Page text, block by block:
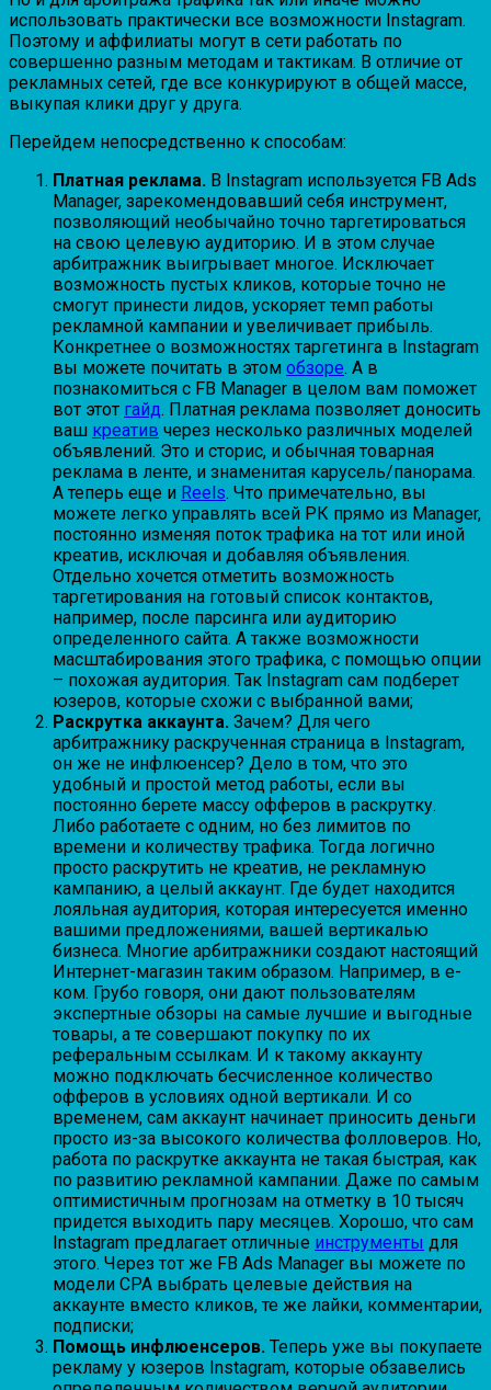
использовать практически все возможности Instagram.
Поэтому и аффилиаты могут в сети работать по
совершенно разным методам и тактикам. В отличие от
рекламных сетей, где все конкурируют в общей массе,
выкупая клики друг у друга.
Перейдем непосредственно к способам:
Платная реклама. В Instagram используется FB Ads
Manager, зарекомендовавший себя инструмент,
позволяющий необычайно точно таргетироваться
на свою целевую аудиторию. И в этом случае
арбитражник выигрывает многое. Исключает
возможность пустых кликов, которые точно не
смогут принести лидов, ускоряет темп работы
рекламной кампании и увеличивает прибыль.
Конкретнее о возможностях таргетинга в Instagram
вы можете почитать в этом обзоре. А в
познакомиться с FB Manager в целом вам поможет
вот этот гайд. Платная реклама позволяет доносить
ваш креатив через несколько различных моделей
объявлений. Это и сторис, и обычная товарная
реклама в ленте, и знаменитая карусель/панорама.
А теперь еще и Reels. Что примечательно, вы
можете легко управлять всей РК прямо из Manager,
постоянно изменяя поток трафика на тот или иной
креатив, исключая и добавляя объявления.
Отдельно хочется отметить возможность
таргетирования на готовый список контактов,
например, после парсинга или аудиторию
определенного сайта. А также возможности
масштабирования этого трафика, с помощью опции
– похожая аудитория. Так Instagram сам подберет
юзеров, которые схожи с выбранной вами;
Раскрутка аккаунта. Зачем? Для чего
арбитражнику раскрученная страница в Instagram,
он же не инфлюенсер? Дело в том, что это
удобный и простой метод работы, если вы
постоянно берете массу офферов в раскрутку.
Либо работаете с одним, но без лимитов по
времени и количеству трафика. Тогда логично
просто раскрутить не креатив, не рекламную
кампанию, а целый аккаунт. Где будет находится
лояльная аудитория, которая интересуется именно
вашими предложениями, вашей вертикалью
бизнеса. Многие арбитражники создают настоящий
Интернет-магазин таким образом. Например, в е-
ком. Грубо говоря, они дают пользователям
экспертные обзоры на самые лучшие и выгодные
товары, а те совершают покупку по их
реферальным ссылкам. И к такому аккаунту
можно подключать бесчисленное количество
офферов в условиях одной вертикали. И со
временем, сам аккаунт начинает приносить деньги
просто из-за высокого количества фолловеров. Но,
работа по раскрутке аккаунта не такая быстрая, как
по развитию рекламной кампании. Даже по самым
оптимистичным прогнозам на отметку в 10 тысяч
придется выходить пару месяцев. Хорошо, что сам
Instagram предлагает отличные инструменты для
этого. Через тот же FB Ads Manager вы можете по
модели CPA выбрать целевые действия на
аккаунте вместо кликов, те же лайки, комментарии,
подписки;
Помощь инфлюенсеров. Теперь уже вы покупаете
рекламу у юзеров Instagram, которые обзавелись